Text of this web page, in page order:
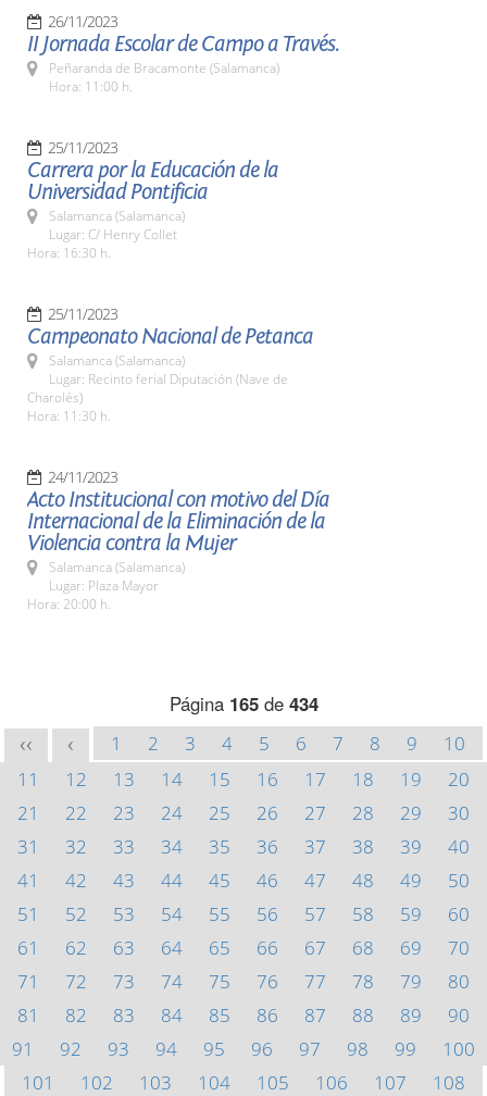
26/11/2023
II Jornada Escolar de Campo a Través.
Peñaranda de Bracamonte (Salamanca)
Hora: 11:00 h.
25/11/2023
Carrera por la Educación de la
Universidad Pontificia
Salamanca (Salamanca)
Lugar: C/ Henry Collet
Hora: 16:30 h.
25/11/2023
Campeonato Nacional de Petanca
Salamanca (Salamanca)
Lugar: Recinto ferial Diputación (Nave de
Charolés)
Hora: 11:30 h.
24/11/2023
Acto Institucional con motivo del Día
Internacional de la Eliminación de la
Violencia contra la Mujer
Salamanca (Salamanca)
Lugar: Plaza Mayor
Hora: 20:00 h.
Página 165de 434
<< < 1 2 3 4 5 6 7 8 9
10
11
12 13 14 15 16 17 18 19
20
21
22 23 24 25 26 27 28 29
30
31
32 33 34 35 36 37 38 39
40
41
42 43 44 45 46 47 48 49
50
51
52 53 54 55 56 57 58 59
60
61
62 63 64 65 66 67 68 69
70
71
72 73 74 75 76 77 78 79
80
81
82 83 84 85 86 87 88 89
90
91
92 93 94 95 96 97 98 99
100
101
102 103 104 105 106 107
108